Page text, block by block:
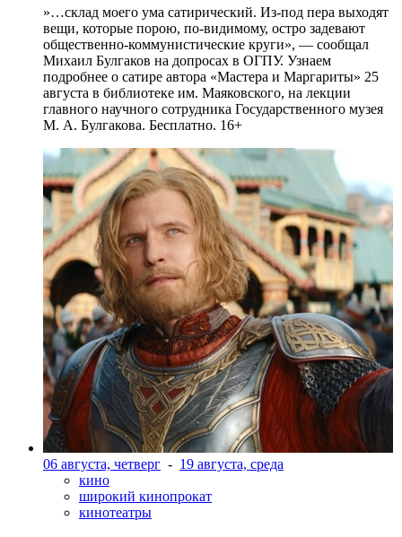
»…склад моего ума сатирический. Из-под пера выходят
вещи, которые порою, по-видимому, остро задевают
общественно-коммунистические круги», — сообщал
Михаил Булгаков на допросах в ОГПУ. Узнаем
подробнее о сатире автора «Мастера и Маргариты» 25
августа в библиотеке им. Маяковского, на лекции
главного научного сотрудника Государственного музея
М. А. Булгакова. Бесплатно. 16+
06 августа, четверг - 19 августа, среда
кино
широкий кинопрокат
кинотеатры